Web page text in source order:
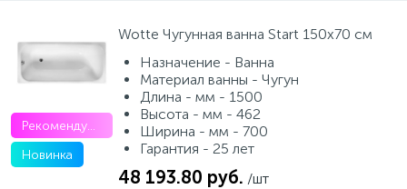
Рекомендуем
Новинка
Wotte Чугунная ванна Start 150х70 см
Назначение - Ванна
Материал ванны - Чугун
Длина - мм - 1500
Высота - мм - 462
Ширина - мм - 700
Гарантия - 25 лет
48 193.80 руб. /шт
Ревизионный люк
Системы контроля протечки воды